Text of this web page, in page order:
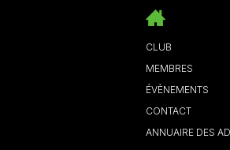
CLUB
MEMBRES
ÉVÈNEMENTS
CONTACT
ANNUAIRE DES